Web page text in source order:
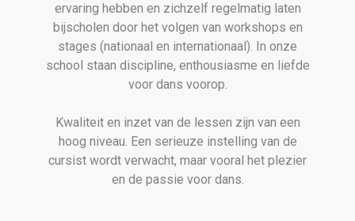
ervaring hebben en zichzelf regelmatig laten
bijscholen door het volgen van workshops en
stages (nationaal en internationaal). In onze
school staan discipline, enthousiasme en liefde
voor dans voorop.
Kwaliteit en inzet van de lessen zijn van een
hoog niveau. Een serieuze instelling van de
cursist wordt verwacht, maar vooral het plezier
en de passie voor dans.